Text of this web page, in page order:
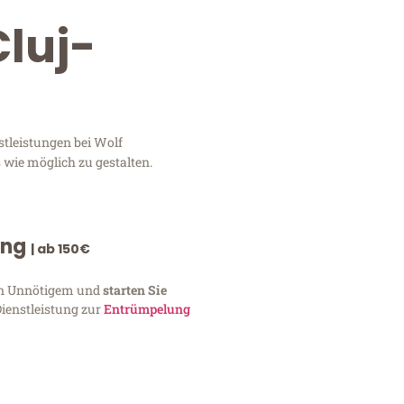
bei Wolf
möglich zu gestalten.
| ab 150€
Unnötigem undstarten Sie
zurEntrümpelung